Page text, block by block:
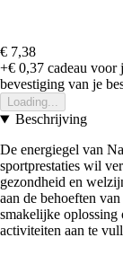
€ 7,38
+€ 0,37 cadeau voor
bevestiging van je
Loading...
Beschrijving
De energiegel van
sportprestaties wil
gezondheid en
aan de behoeften
smakelijke oplossing
activiteiten aan te